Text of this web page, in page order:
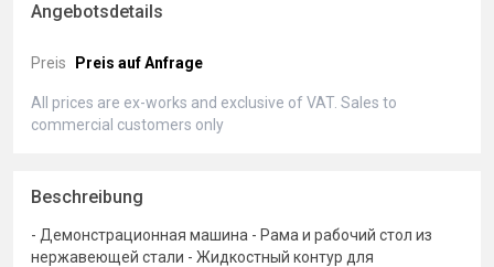
Angebotsdetails
Preis Preis auf Anfrage
All prices are ex-works and exclusive of VAT. Sales to
commercial customers only
Beschreibung
- Демонстрационная машина - Рама и рабочий стол из
нержавеющей стали - Жидкостный контур для